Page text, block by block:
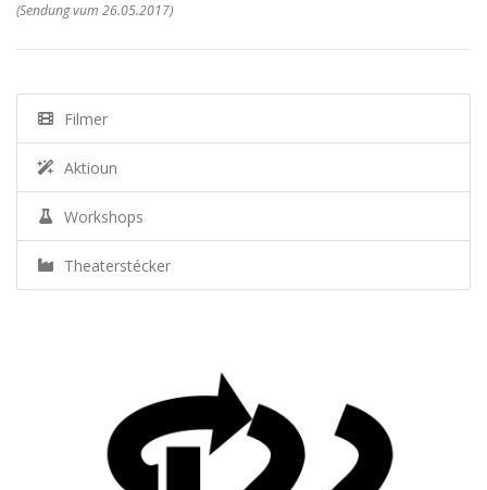
(Sendung vum 26.05.2017)
Filmer
Aktioun
Workshops
Theaterstécker